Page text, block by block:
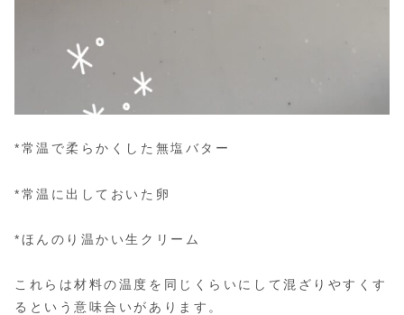
*常温で柔らかくした無塩バター
*常温に出しておいた卵
*ほんのり温かい生クリーム
これらは材料の温度を同じくらいにして混ざりやすくす
るという意味合いがあります。